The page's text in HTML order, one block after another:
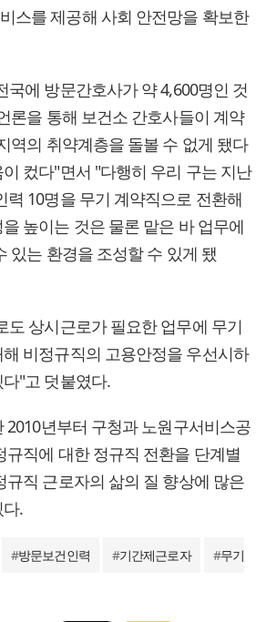
스를 제공해 사회 안전망을 확보한
국에 방문간호사가 약 4,600명인 것
론을 통해 보건소 간호사들이 계약
역의 취약계층을 돌볼 수 없게 됐다
컸다"면서 "다행히 우리 구는 지난
력 10명을 무기 계약직으로 전환해
높이는 것은 물론 맡은 바 업무에
있는 환경을 조성할 수 있게 됐
도 상시근로가 필요한 업무에 무기
비정규직의 고용안정을 우선시하
"고 덧붙였다.
2010년부터 구청과 노원구서비스공
규직에 대한 정규직 전환을 단계별
규직 근로자의 삶의 질 향상에 많은
.
#방문보건인력 #기간제근로자 #무기